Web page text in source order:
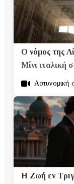
Ο νόμος της
Μίνι ιταλική
Αστυνομική
Η Ζωή εν